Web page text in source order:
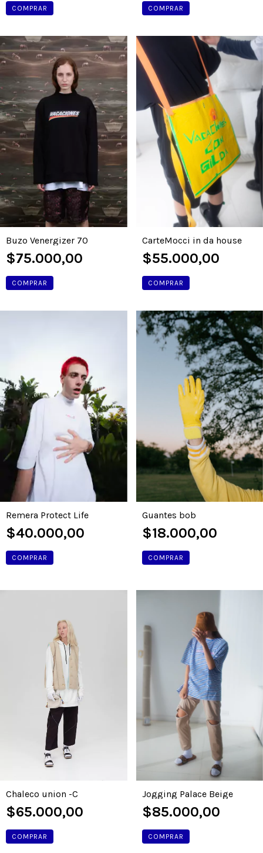
COMPRAR COMPRAR
Buzo Venergizer 70
$75.000,00
COMPRAR
CarteMocci in da house
$55.000,00
COMPRAR
Remera Protect Life
$40.000,00
COMPRAR
Guantes bob
$18.000,00
Chaleco union -C
$65.000,00
COMPRAR
Jogging Palace Beige
$85.000,00
COMPRAR